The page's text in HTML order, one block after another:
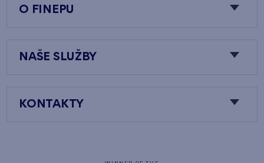
O FINEPU
NAŠE SLUŽBY
KONTAKTY